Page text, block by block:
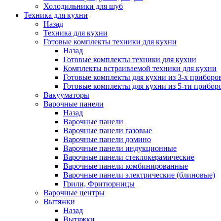
Холодильники для шуб
Техника для кухни
Назад
Техника для кухни
Готовые комплекты техники для кухни
Назад
Готовые комплекты техники для кухни
Комплекты встраиваемой техники для кухни
Готовые комплекты для кухни из 3-х
Готовые комплекты для кухни из 5-ти
Вакууматоры
Варочные панели
Назад
Варочные панели
Варочные панели газовые
Варочные панели домино
Варочные панели индукционные
Варочные панели стеклокерамические
Варочные панели комбинированные
Варочные панели электрические (блиновые)
Грили, Фритюрницы
Варочные центры
Вытяжки
Назад
Вытяжки